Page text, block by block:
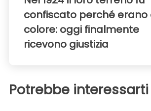
confiscato perché erano
colore: oggi finalmente
ricevono giustizia
Potrebbe